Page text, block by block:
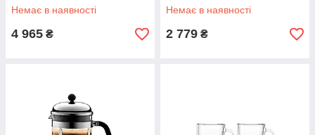
Немає в наявності
4 965 ₴
Немає в наявності
2 779 ₴